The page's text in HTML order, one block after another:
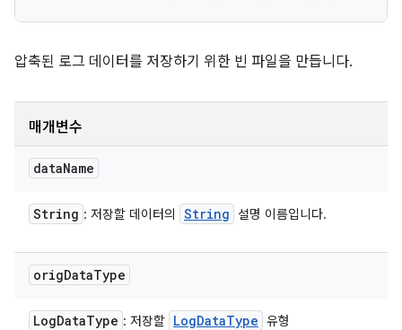
압축된 로그 데이터를 저장하기 위한 빈 파일을 만듭니다.
매개변수
dataName
String : 저장할 데이터의 String 설명 이름입니다.
origDataType
LogDataType : 저장할 LogDataType 유형